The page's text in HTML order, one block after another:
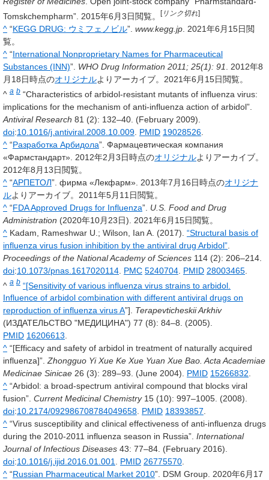
Tomskchempharm”. 2015年6月3日閲覧。 [リンク切れ]
^ “KEGG DRUG: ウミフェノビル”. www.kegg.jp 2021年6月15日閲
覧。
^ “International Nonproprietary Names for Pharmaceutical
Substances (INN)”. WHO Drug Information 2011; 25(1): 91
. 2012年8
月18日時点のオリジナルよりアーカイブ。 2021年6月15日閲覧。
^ a b “Characteristics of arbidol-resistant mutants of influenza virus:
implications for the mechanism of anti-influenza action of arbidol”.
Antiviral Research 81 (2): 132–40. (February 2009).
doi:10.1016/j.antiviral.2008.10.009 PMID 19028526
^ “Разработка Арбидола”. Фармацевтическая компания
«Фармстандарт». 2012年2月3日時点のオリジナルよりアーカイブ。
2012年8月13日閲覧。
^ “АРПЕТОЛ”. фирма «Лекфарм». 2013年7月16日時点のオリジナ
ルよりアーカイブ。 2011年5月11日閲覧。
^ “FDA Approved Drugs for Influenza”. U.S. Food and Drug
Administration (2020年10月23日). 2021年6月15日閲覧。
^ Kadam, Rameshwar U.; Wilson, Ian A. (2017). “Structural basis of
influenza virus fusion inhibition by the antiviral drug Arbidol”
Proceedings of the National Academy of Sciences 114 (2): 206–214.
doi:10.1073/pnas.1617020114 PMC 5240704 PMID 28003465
^ a b “[Sensitivity of various influenza virus strains to arbidol.
Influence of arbidol combination with different antiviral drugs on
reproduction of influenza virus A”]. Terapevticheskii Arkhiv
(ИЗДАТЕЛЬСТВО "МЕДИЦИНА") 77 (8): 84–8. (2005).
PMID 16206613
^ “[Efficacy and safety of arbidol in treatment of naturally acquired
influenza]”. Zhongguo Yi Xue Ke Xue Yuan Xue Bao. Acta Academiae
Medicinae Sinicae 26 (3): 289–93. (June 2004). PMID 15266832
^ “Arbidol: a broad-spectrum antiviral compound that blocks viral
fusion”. Current Medicinal Chemistry 15 (10): 997–1005. (2008).
doi:10.2174/092986708784049658 PMID 18393857
^ “Virus susceptibility and clinical effectiveness of anti-influenza drugs
during the 2010-2011 influenza season in Russia”. International
Journal of Infectious Diseases 43: 77–84. (February 2016).
doi:10.1016/j.ijid.2016.01.001 PMID 26775570
^ “Russian Pharmaceutical Market 2010”. DSM Group. 2020年6月17